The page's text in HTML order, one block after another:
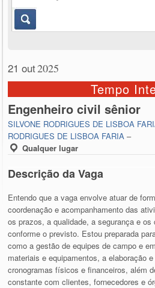
21 out2025
Tempo
Engenheiro civil sênior
SILVONE RODRIGUES DE LISBOA
RODRIGUES DE LISBOA FARIA –
Qualquer lugar
Descrição da Vaga
Entendo que a vaga envolve atuar de
coordenação e acompanhamento das
os prazos, a qualidade, a segurança e
conforme o previsto. Estou preparada
como a gestão de equipes de campo e
materiais e equipamentos, a elaboração
cronogramas físicos e financeiros, além
constante com clientes, fornecedores e